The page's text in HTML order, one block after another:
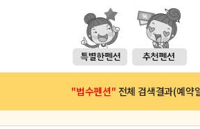
"법수펜션" 전체 검색결과(예